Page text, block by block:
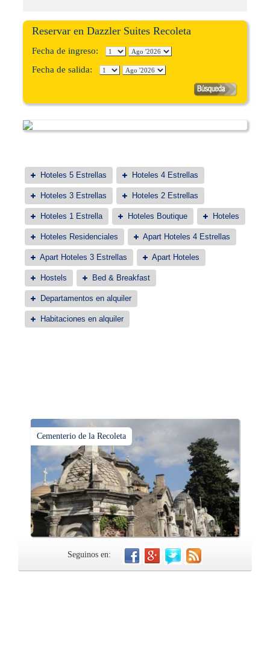
Reservar en Dazzler Suites Recoleta
Fecha de ingreso:
Fecha de salida:
Hoteles 5 Estrellas Hoteles 4 Estrellas
Hoteles 3 Estrellas Hoteles 2 Estrellas
Hoteles 1 Estrella Hoteles Boutique Hoteles
Hoteles Residenciales Apart Hoteles 4 Estrellas
Apart Hoteles 3 Estrellas Apart Hoteles
Hostels Bed & Breakfast
Departamentos en alquiler
Habitaciones en alquiler
Cementerio de la Recoleta
Seguinos en: